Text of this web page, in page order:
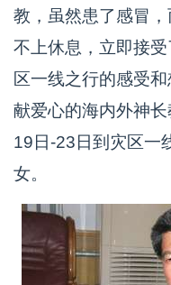
教，虽然患了感冒
不上休息，立即接
区一线之行的感受
献爱心的海内外神
19日-23日到灾区一
女。